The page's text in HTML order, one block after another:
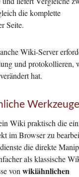
die komplette
Seite.
Wiki-Server
und protokollieren,
hat.
Werkzeuge
Wiki praktisch die
im Browser zu
die direkte
als klassische
von wikiähnlichen